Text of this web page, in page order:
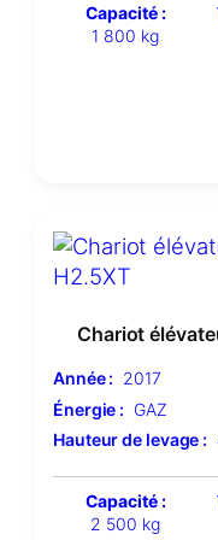
Capacité :
1 800 kg
Chariot
Année : 2017
Énergie : GAZ
Hauteur de levage :
Capacité :
2 500 kg